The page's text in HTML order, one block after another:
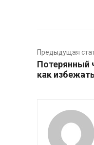
Предыдущая
Потерянный
как